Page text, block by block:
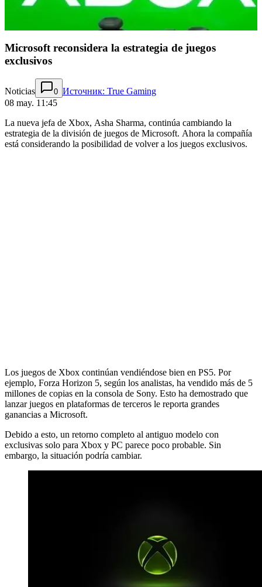
Microsoft reconsidera la estrategia de juegos
exclusivos
Noticias 0 Источник: True Gaming
08 may. 11:45
La nueva jefa de Xbox, Asha Sharma, continúa cambiando la
estrategia de la división de juegos de Microsoft. Ahora la compañía
está considerando la posibilidad de volver a los juegos exclusivos.
Los juegos de Xbox continúan vendiéndose bien en PS5. Por
ejemplo, Forza Horizon 5, según los analistas, ha vendido más de 5
millones de copias en la consola de Sony. Esto ha demostrado que
lanzar juegos en plataformas de terceros le reporta grandes
ganancias a Microsoft.
Debido a esto, un retorno completo al antiguo modelo con
exclusivas solo para Xbox y PC parece poco probable. Sin
embargo, la situación podría cambiar.